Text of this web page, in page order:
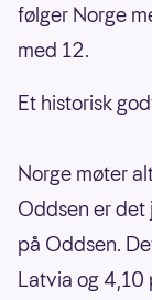
følger Norge
med 12.
Et historisk
Norge møter
Oddsen er
på Oddsen.
Latvia og 4,10